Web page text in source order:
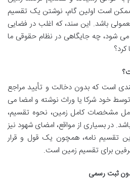
است اولین گام، نوشتن یک تقسیم
باشد. این سند، که اغلب در فضایی
می شود، چه جایگاهی در نظام حقوقی ما
است که بدون دخالت و تأیید مراجع
خود شرکا یا وراث نوشته و امضا می
مشخصات کامل زمین، نحوه تقسیم،
در بسیاری از مواقع، امضای شهود نیز
تقسیم نامه، همچون یک قول و قرار
برای تقسیم زمین است.
ثبت رسمی